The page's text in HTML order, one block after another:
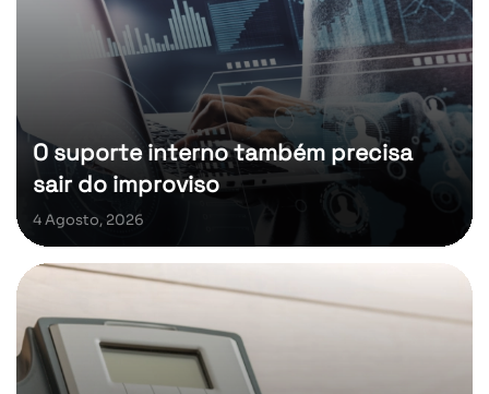
O suporte interno também precisa
sair do improviso
4 Agosto, 2026